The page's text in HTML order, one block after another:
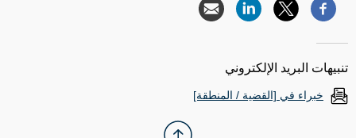
تنبيهات البريد الإلكتروني
خبراء في [القضية / المنطقة]